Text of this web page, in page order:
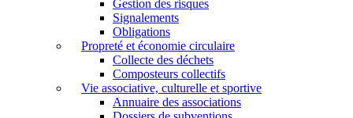
Gestion des risques
Signalements
Obligations
Propreté et économie circulaire
Collecte des déchets
Composteurs collectifs
Vie associative, culturelle et sportive
Annuaire des associations